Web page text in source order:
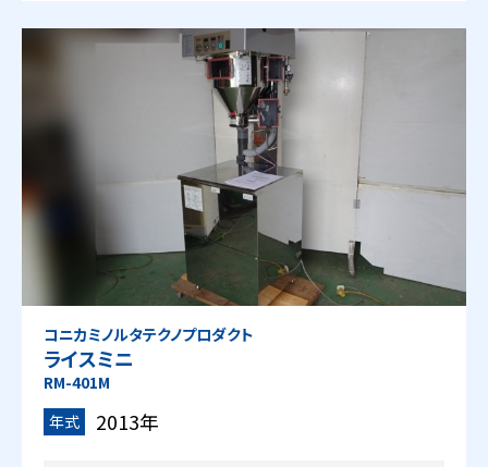
コニカミノルタテクノプロダクト
ライスミニ
RM-401M
年式
2013年